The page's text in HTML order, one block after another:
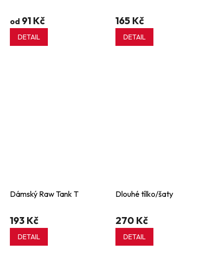
od 91 Kč
DETAIL
165 Kč
DETAIL
Dámský Raw Tank T
193 Kč
DETAIL
Dlouhé tílko/šaty
270 Kč
DETAIL